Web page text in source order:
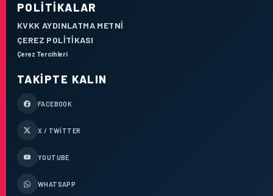
POLITIKALAR
KVKK AYDINLATMA METNI
ÇEREZ POLITIKASI
Çerez Tercihleri
TAKIPTE KALIN
FACEBOOK
X / TWITTER
YOUTUBE
WHATSAPP